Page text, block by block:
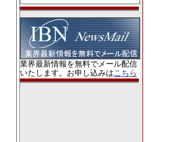
業界最新情報を無料でメール配信
いたします。お申し込みはこちら